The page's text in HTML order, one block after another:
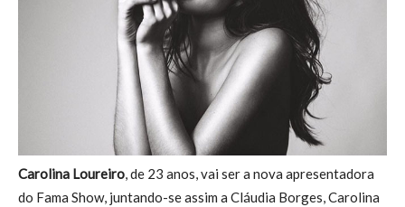
Carolina Loureiro, de 23 anos, vai ser a nova apresentadora
do Fama Show, juntando-se assim a Cláudia Borges, Carolina